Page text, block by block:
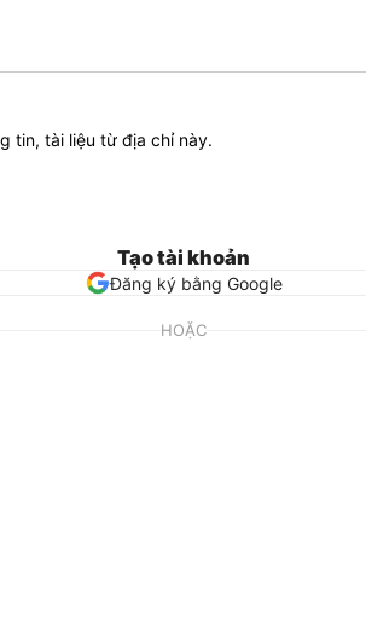
tin, tài liệu từ địa chỉ này.
Tạo tài khoản
Đăng ký bằng Google
HOẶC